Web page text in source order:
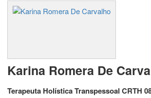
Karina Romera De
Terapeuta Holística Transpessoal CRTH